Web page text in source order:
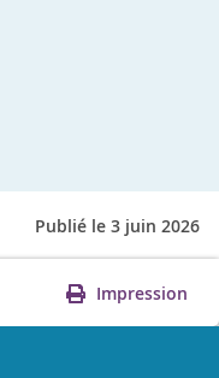
Publié le 3 juin 2026
Impression